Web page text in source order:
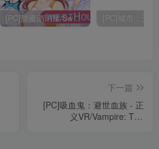
[PC]甜蜜消消屋/Sweet House
下一篇
[PC]吸血鬼：避世血族 - 正
义VR/Vampire: The